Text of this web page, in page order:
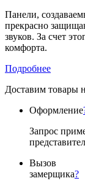
Панели,
прекрасно
звуков. За счет
комфорта.
Подробнее
Доставим товары
Оформление
Запрос
Вызов
замерщика?